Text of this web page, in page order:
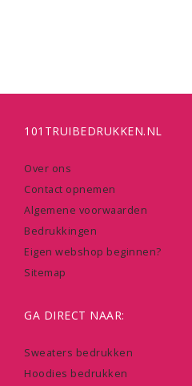
101TRUIBEDRUKKEN.NL
Over ons
Contact opnemen
Algemene voorwaarden
Bedrukkingen
Eigen webshop beginnen?
Sitemap
GA DIRECT NAAR:
Sweaters bedrukken
Hoodies bedrukken